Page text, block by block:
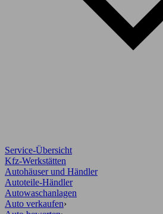
Service-Übersicht
Kfz-Werkstätten
Autohäuser und Händler
Autoteile-Händler
Autowaschanlagen
Auto verkaufen›